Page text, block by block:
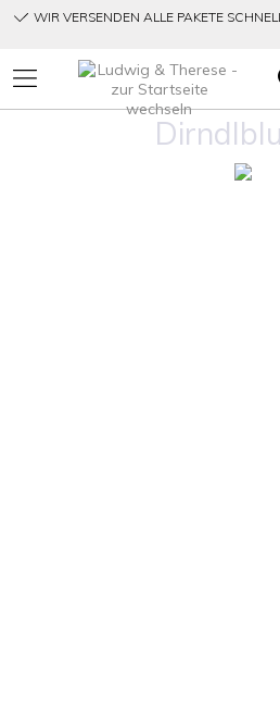
WIR VERSENDEN ALLE PAKETE